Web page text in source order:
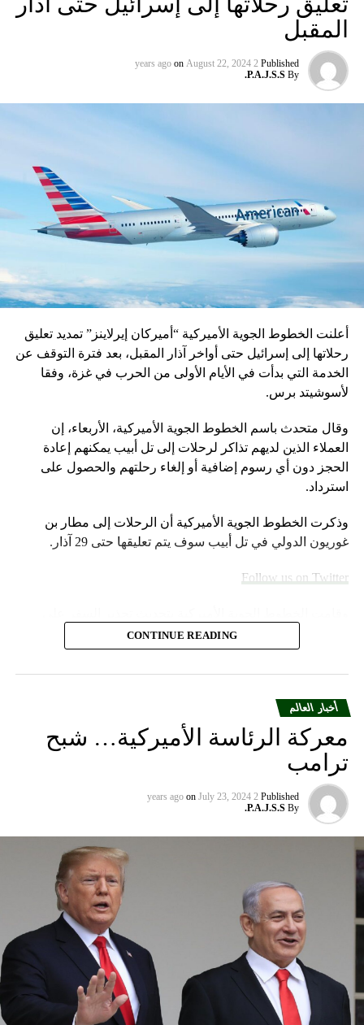
المقبل
Published
2 years ago
on August 22, 2024
By
P.A.J.S.S.
أعلنت الخطوط الجوية الأميركية “أميركان إيرلاينز” تمديد تعليق
رحلاتها إلى إسرائيل حتى أواخر آذار المقبل، بعد فترة التوقف عن
الخدمة التي بدأت في الأيام الأولى من الحرب في غزة، وفقا
لأسوشيتد برس.
وقال متحدث باسم الخطوط الجوية الأميركية، الأربعاء، إن
العملاء الذين لديهم تذاكر لرحلات إلى تل أبيب يمكنهم إعادة
الحجز دون أي رسوم إضافية أو إلغاء رحلتهم والحصول على
استرداد.
وذكرت الخطوط الجوية الأميركية أن الرحلات إلى مطار بن
غوريون الدولي في تل أبيب سوف يتم تعليقها حتى 29 آذار.
Follow us on Twitter
موقعها الإلكتروني خلال عطلة نهاية الأسبوع.
والمدن الأوروبية التي تقدم خدماتها إلى الولايات المتحدة”.
ومددت شركة دلتا إيرلاينز تعليق رحلاتها إلى إسرائيل حتى 30
خدماتها إلى أجل غير مسمى.
وتوقفت شركات الطيران الثلاث عن الطيران إلى إسرائيل بعد
وقت قصير من هجوم حماس في السابع من تشرين الأول الذي
كما أوقفت عدة شركات طيران دولية أخرى رحلاتها من وإلى
إسرائيل ولبنان والأردن والعراق وإيران، على خلفية تصاعد التوتر
في المنطقة، بعد مقتل رئيس المكتب السياسي لحماس في
طهران، ومقتل مسؤول عسكري بارز في الحزب بغارة إسرائيلية
على بيروت أواخر تموز الماضي.
وأعلنت شركة لوفتهانزا الألمانية، الاثنين الماضي، أنها ستوقف
CONTINUE READING
أخبار العالم
معركة الرئاسة الأميركية… شبح
ترامب
Published
2 years ago
on July 23, 2024
By
P.A.J.S.S.